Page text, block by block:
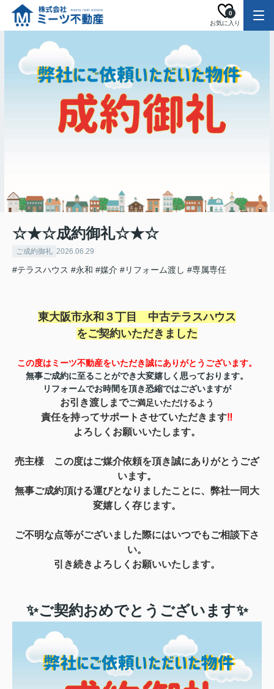
お気に入り
0
☆★☆成約御礼☆★☆
ご成約御礼 2026.06.29
#テラスハウス #永和 #媒介 #リフォーム渡し #専属専任
東大阪市永和３丁目 中古テラスハウス
をご契約いただきました
この度はミーツ不動産をいただき誠にありがとうございます。
無事ご成約に至ることができ大変嬉しく思っております。
リフォームでお時間を頂き恐縮ではございますが
お引き渡しまでご満足いただけるよう
責任を持ってサポートさせていただきます‼
よろしくお願いいたします。
売主様 この度はご媒介依頼を頂き誠にありがとうござ
います。
無事ご成約頂ける運びとなりましたことに、弊社一同 大
変嬉しく存じます。
ご不明な点等がございました際にはいつでもご相談下さ
い。
引き続きよろしくお願いいたします。
✨ご契約おめでとうございます✨